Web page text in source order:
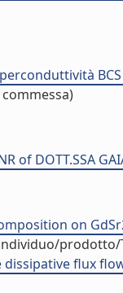
of DOTT.SSA
on
prodotto/
flux